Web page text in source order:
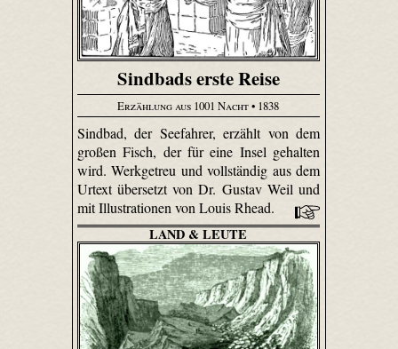
Sindbads erste Reise
Erzählung aus 1001 Nacht• 1838
Sindbad, der Seefahrer, erzählt von dem
großen Fisch, der für eine Insel gehalten
wird. Werkgetreu und vollständig aus dem
Urtext übersetzt von Dr. Gustav Weil und
mit Illustrationen von Louis Rhead.
LAND & LEUTE